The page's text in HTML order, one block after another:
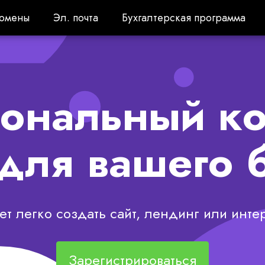
Эл. почта
Эл. почта Бухгалтерская программа
Бухгалтерская программа
вашего
легко создать сайт, лендинг или
Зарегистрироваться